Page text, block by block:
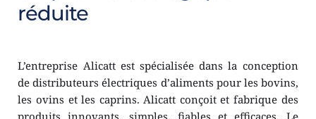
réduite
L’entreprise Alicatt est spécialisée dans la conception
de distributeurs électriques d’aliments pour les bovins,
les ovins et les caprins. Alicatt conçoit et fabrique des